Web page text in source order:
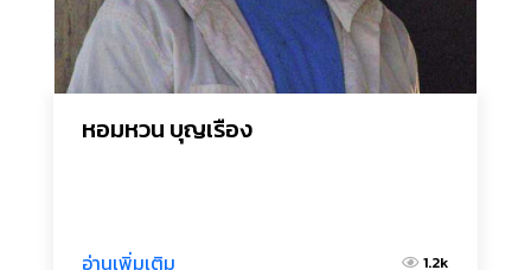
หอมหวน บุญเรือง
อ่านเพิ่มเติม 1.2k